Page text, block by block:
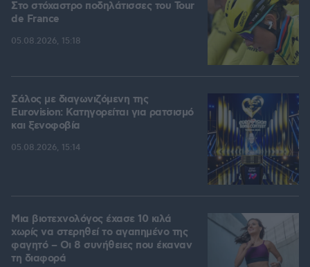
Στο στόχαστρο ποδηλάτισσες του Tour
de France
05.08.2026, 15:18
Σάλος με διαγωνιζόμενη της
Eurovision: Κατηγορείται για ρατσισμό
και ξενοφοβία
05.08.2026, 15:14
Μια βιοτεχνολόγος έχασε 10 κιλά
χωρίς να στερηθεί το αγαπημένο της
φαγητό – Οι 8 συνήθειες που έκαναν
τη διαφορά